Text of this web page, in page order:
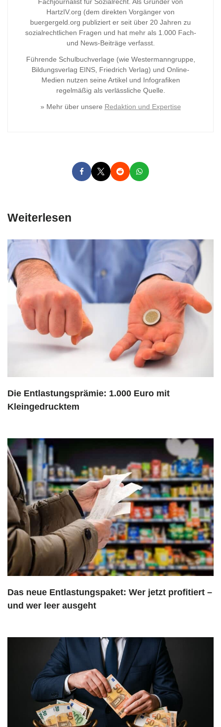
HartzIV.org (dem direkten Vorgänger von
buergergeld.org publiziert er seit über 20 Jahren zu
sozialrechtlichen Fragen und hat mehr als 1.000 Fach-
und News-Beiträge verfasst.
Führende Schulbuchverlage (wie Westermanngruppe,
Bildungsverlag EINS, Friedrich Verlag) und Online-
Medien nutzen seine Artikel und Infografiken
regelmäßig als verlässliche Quelle.
» Mehr über unsere Redaktion und Expertise
Weiterlesen
Die Entlastungsprämie: 1.000 Euro mit
Kleingedrucktem
Das neue Entlastungspaket: Wer jetzt profitiert –
und wer leer ausgeht